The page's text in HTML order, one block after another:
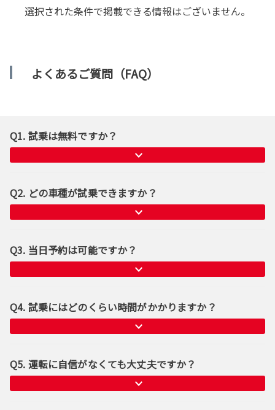
選択された条件で掲載できる情報はございません。
よくあるご質問（FAQ）
Q1. 試乗は無料ですか？
Q2. どの車種が試乗できますか？
Q3. 当日予約は可能ですか？
Q4. 試乗にはどのくらい時間がかかりますか？
Q5. 運転に自信がなくても大丈夫ですか？